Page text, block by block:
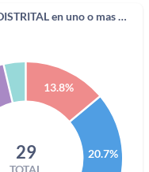
Porcentaje de ganadores egresados UDISTRITAL en uno o mas programas de pregrado o posgrado
29
TOTAL
13.8%
20.7%